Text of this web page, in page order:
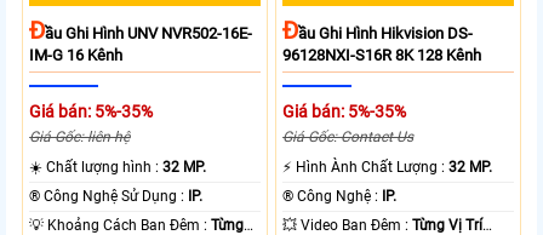
ĐẦu Ghi Hình UNV NVR502-16E-
IM-G 16 Kênh
Giá bán: 5%-35%
Giá Gốc: liên hệ
☀️ Chất lượng hình :32 MP.
®️ Công Nghệ Sử Dụng : IP.
💡 Khoảng Cách Ban Đêm :Từng
ĐẦu Ghi Hình Hikvision DS-
96128NXI-S16R 8K 128 Kênh
Giá bán: 5%-35%
Giá Gốc: Contact Us
️⚡ Hình Ành Chất Lượng :32 MP.
®️ Công Nghệ : IP.
💥 Video Ban Đêm :Từng Vị Trí